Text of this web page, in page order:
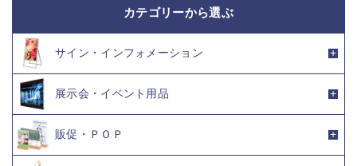
カテゴリーから選ぶ
サイン・インフォメーション
展示会・イベント用品
販促・ＰＯＰ